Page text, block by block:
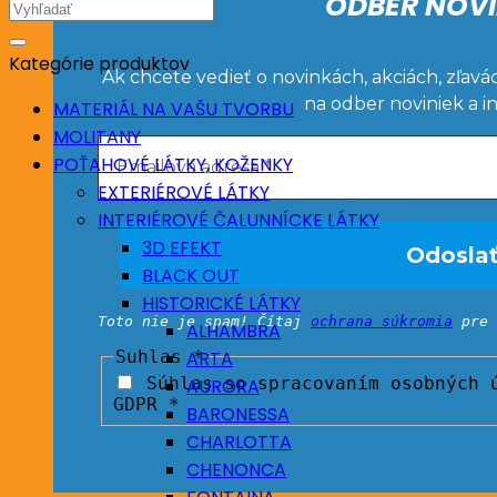
Ak chcete vedieť o novinkách, akciách,
na odber noviniek a
Toto nie je spam! Čítaj ochrana súkromia pre
Suhlas*
Súhlas so spracovaním
GDPR *
Hľadať:
Kategórie produktov
MATERIÁL NA VAŠU TVORBU
MOLITANY
POŤAHOVÉ LÁTKY, KOŽENKY
EXTERIÉROVÉ LÁTKY
INTERIÉROVÉ ČALUNNÍCKE LÁTKY
3D EFEKT
BLACK OUT
HISTORICKÉ LÁTKY
ALHAMBRA
ARTA
AURORA
BARONESSA
CHARLOTTA
CHENONCA